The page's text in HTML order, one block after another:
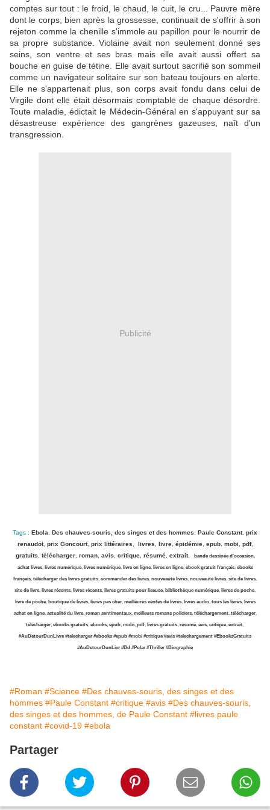
comptes sur tout : le froid, le chaud, le cuit, le cru... Pauvre mère
dont le corps, bien après la grossesse, continuait de s'offrir à son
rejeton comme la chenille s'immole au papillon pour le nourrir de
sa propre substance. Violaine avait non seulement donné ses
seins, son ventre et ses bras mais elle avait aussi offert sa
bouche en guise de tétine. Elle avait surtout sacrifié son sommeil
comme un navigateur solitaire sur son bateau toujours en alerte.
Elle ne s'appartenait plus, son corps avait fondu dans celui de
Virgile dont elle était désormais comptable de chaque désordre.
Toute maladie, édictait le Médecin-Général en s'appuyant sur sa
désastreuse expérience des gangrènes gazeuses, naît d'un
transgression.
Publicité
Tags : Ebola Des chauves-souris, des singes et des hommes Paule Constant, prix
renaudot, prix Goncourt, prix littéraires livres livre, épidémie, epub, mobi pdf,
gratuits
télécharger, roman, avis critique, résumé, extrait, bande dessinée d'occasion,
achat livres, livres numérique, livres numérique,livre en ligne, livres en ligne, ebook gratuit français, ebooks
français, télécharger des livres gratuits, commander des livres, nouveauté livres, nouveauté livres, site de livres,
site de livre, livres récents, livres récents, livres gratuits pour liseuse, bibliothèque numérique, livres de poche,
livre de poche,boutique de livres, livres pas cher, meilleures ventes de livres, livres audio, tous les livres, livres
achat en ligne,actualité du livre, roman sentimentaux, meilleurs romans policiers,téléchargement, télécharger,
télécharger,ebooks gratuits, ebooks, epub, mobi, pdf, livres gratuits, résumé, avis, critique, extrait,
#AuDetourDunLivre #telecharger #ebooks #epub #mobi #critique #avis #telechargement #EbooksGratuits
#AuDetourDunLivr #Bd #Polar #Thriller #Biographie
#Roman #Science #Des chauves-souris, des singes et des
hommes #Paule Constant #critique #avis #Des chauves-souris,
des singes et des hommes, de Paule Constant #livres paule
constant #covid-19 #ebola
Partager